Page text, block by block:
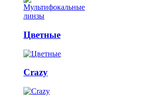
Цветные
Crazy